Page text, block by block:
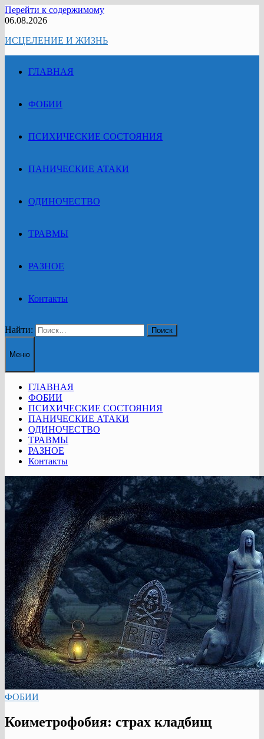
Перейти к содержимому
06.08.2026
ИСЦЕЛЕНИЕ И ЖИЗНЬ
ГЛАВНАЯ
ФОБИИ
ПСИХИЧЕСКИЕ СОСТОЯНИЯ
ПАНИЧЕСКИЕ АТАКИ
ОДИНОЧЕСТВО
ТРАВМЫ
РАЗНОЕ
Контакты
Найти:
Меню
ГЛАВНАЯ
ФОБИИ
ПСИХИЧЕСКИЕ СОСТОЯНИЯ
ПАНИЧЕСКИЕ АТАКИ
ОДИНОЧЕСТВО
ТРАВМЫ
РАЗНОЕ
Контакты
ФОБИИ
Коиметрофобия: страх кладбищ